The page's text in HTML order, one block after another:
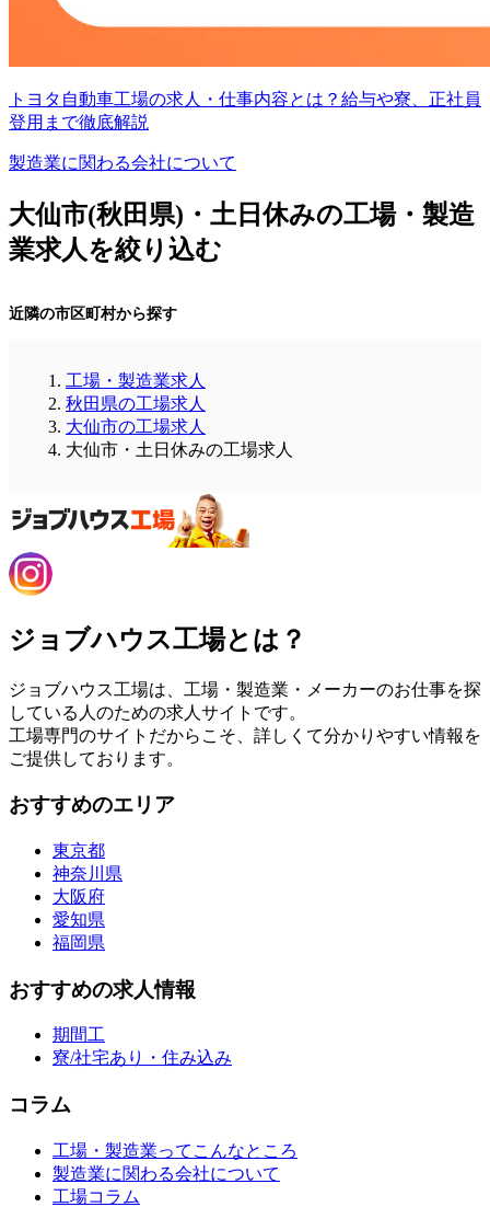
トヨタ自動車工場の求人・仕事内容とは？給与や寮、正社員
登用まで徹底解説
製造業に関わる会社について
大仙市(秋田県)・土日休みの工場・製造
業求人を絞り込む
近隣の市区町村から探す
工場・製造業求人
秋田県の工場求人
大仙市の工場求人
大仙市・土日休みの工場求人
ジョブハウス工場とは？
ジョブハウス工場は、工場・製造業・メーカーのお仕事を探
している人のための求人サイトです。
工場専門のサイトだからこそ、詳しくて分かりやすい情報を
ご提供しております。
おすすめのエリア
東京都
神奈川県
大阪府
愛知県
福岡県
おすすめの求人情報
期間工
寮/社宅あり・住み込み
コラム
工場・製造業ってこんなところ
製造業に関わる会社について
工場コラム